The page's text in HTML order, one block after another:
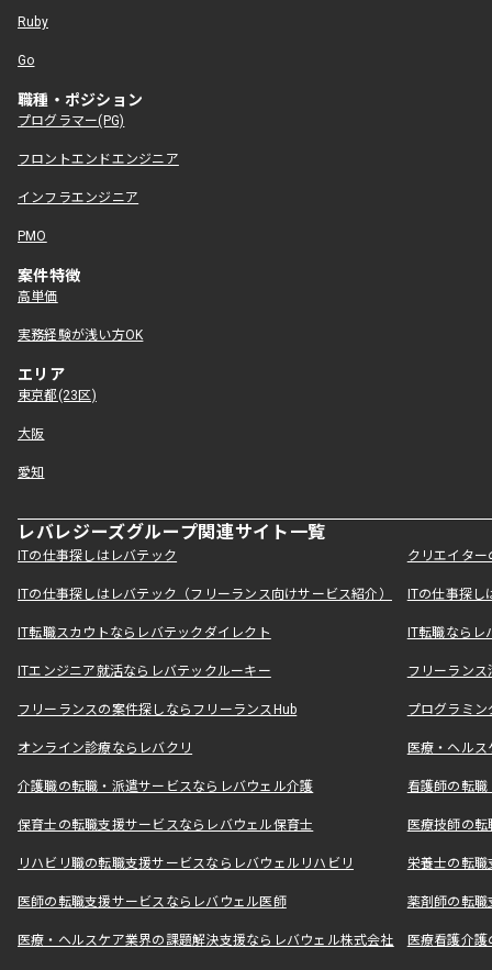
Ruby
Go
職種・ポジション
プログラマー(PG)
フロントエンドエンジニア
インフラエンジニア
PMO
案件特徴
高単価
実務経験が浅い方OK
エリア
東京都(23区)
大阪
愛知
レバレジーズグループ関連サイト一覧
ITの仕事探しはレバテック クリエイタ
ITの仕事探しはレバテック（フリーランス向けサービス紹介） ITの仕事探
IT転職スカウトならレバテックダイレクト IT転職なら
ITエンジニア就活ならレバテックルーキー フリーラン
フリーランスの案件探しならフリーランスHub プログラミ
オンライン診療ならレバクリ 医療・ヘル
介護職の転職・派遣サービスならレバウェル介護 看護師の転
保育士の転職支援サービスならレバウェル保育士 医療技師の
リハビリ職の転職支援サービスならレバウェルリハビリ 栄養士の転
医師の転職支援サービスならレバウェル医師 薬剤師の転
医療・ヘルスケア業界の課題解決支援ならレバウェル株式会社 医療看護介